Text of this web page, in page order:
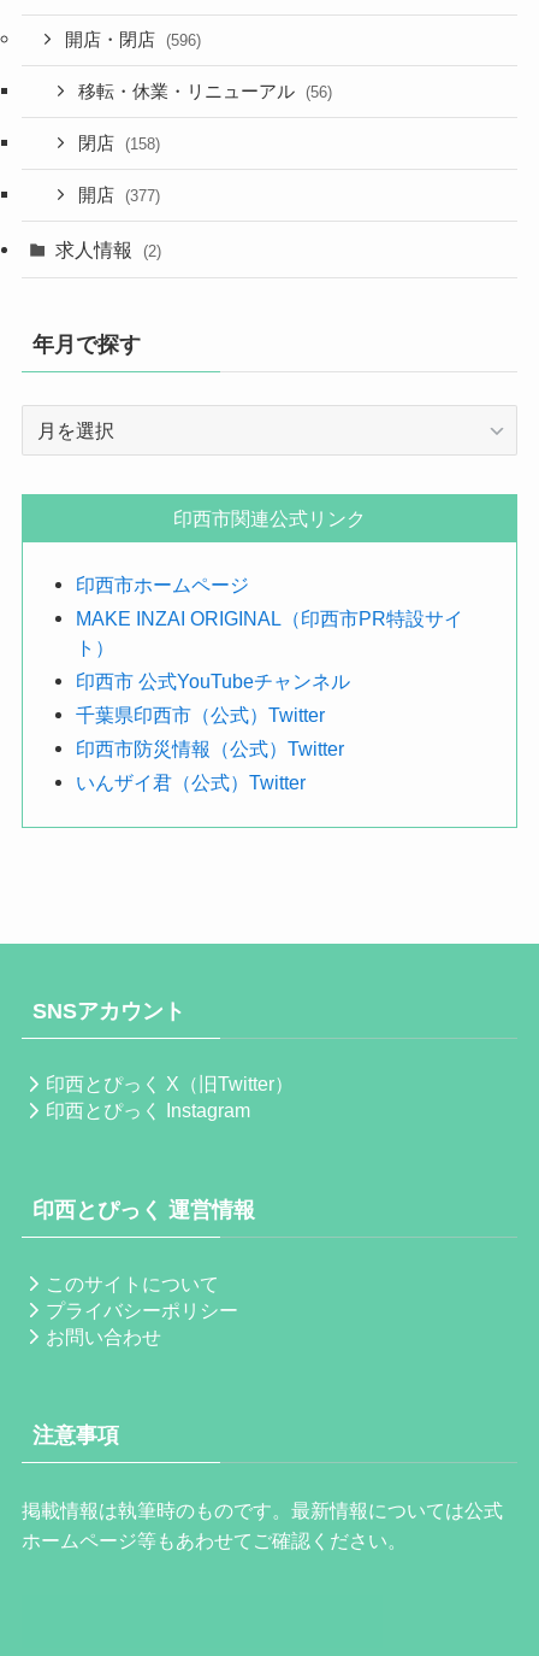
開店・閉店 (596)
移転・休業・リニューアル (56)
閉店 (158)
開店 (377)
求人情報 (2)
年月で探す
す
印西市関連公式リンク
印西市ホームページ
MAKE INZAI ORIGINAL（印西市PR特設サイ
ト）
印西市 公式YouTubeチャンネル
千葉県印西市（公式）Twitter
印西市防災情報（公式）Twitter
いんザイ君（公式）Twitter
SNSアカウント
印西とぴっく X（旧Twitter）
印西とぴっく Instagram
印西とぴっく 運営情報
このサイトについて
プライバシーポリシー
お問い合わせ
注意事項
掲載情報は執筆時のものです。最新情報については公式
ホームページ等もあわせてご確認ください。